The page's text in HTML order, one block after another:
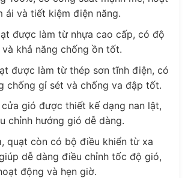
ái và tiết kiệm điện năng.
được làm từ nhựa cao cấp, có độ
và khả năng chống ồn tốt.
được làm từ thép sơn tĩnh điện, có
chống gỉ sét và chống va đập tốt.
gió được thiết kế dạng nan lật,
chỉnh hướng gió dễ dàng.
quạt còn có bộ điều khiển từ xa
dễ dàng điều chỉnh tốc độ gió,
động và hẹn giờ.